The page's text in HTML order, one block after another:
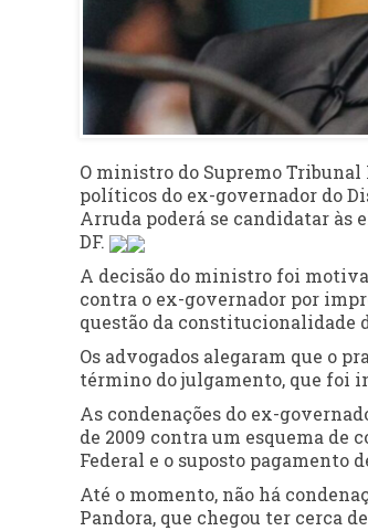
O ministro do Supremo Tribunal
políticos do ex-governador do
Arruda poderá se candidatar às
DF.
A decisão do ministro foi
contra o ex-governador por
questão da constitucionalidade
Os advogados alegaram que o
término do julgamento, que foi
As condenações do ex-
de 2009 contra um esquema de
Federal e o suposto pagamento
Até o momento, não há
Pandora, que chegou ter cerca